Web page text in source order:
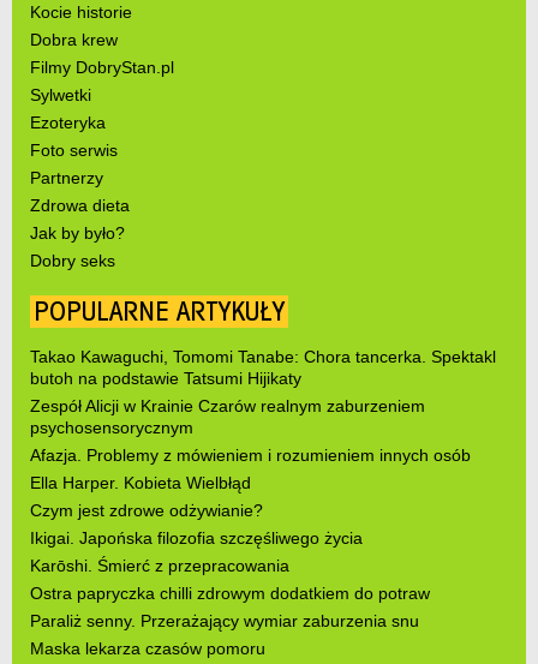
Kocie historie
Dobra krew
Filmy DobryStan.pl
Sylwetki
Ezoteryka
Foto serwis
Partnerzy
Zdrowa dieta
Jak by było?
Dobry seks
POPULARNE ARTYKUŁY
Takao Kawaguchi, Tomomi Tanabe: Chora tancerka. Spektakl
butoh na podstawie Tatsumi Hijikaty
Zespół Alicji w Krainie Czarów realnym zaburzeniem
psychosensorycznym
Afazja. Problemy z mówieniem i rozumieniem innych osób
Ella Harper. Kobieta Wielbłąd
Czym jest zdrowe odżywianie?
Ikigai. Japońska filozofia szczęśliwego życia
Karōshi. Śmierć z przepracowania
Ostra papryczka chilli zdrowym dodatkiem do potraw
Paraliż senny. Przerażający wymiar zaburzenia snu
Maska lekarza czasów pomoru